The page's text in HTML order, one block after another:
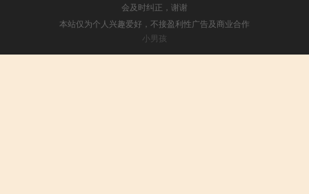
会及时纠正，谢谢
本站仅为个人兴趣爱好，不接盈利性广告及商业合作
小男孩